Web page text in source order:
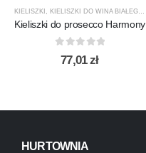
KIELISZKI , KIELISZKI DO WINA BIAŁEGO ,
Kieliszki do prosecco Harmony
out of 5
77,01zł
HURTOWNIA